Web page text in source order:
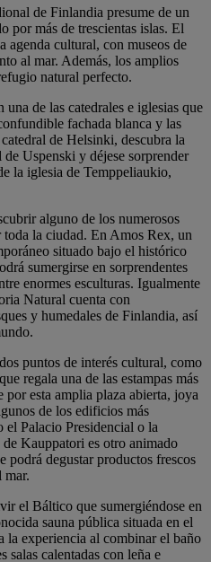
de Finlandia presume de un
por más de trescientas islas. El
agenda cultural, con museos de
al mar. Además, los amplios
natural perfecto.
de las catedrales e iglesias que
fachada blanca y las
de Helsinki, descubra la
Uspenski y déjese sorprender
la iglesia de Temppeliaukio,
alguno de los numerosos
toda la ciudad. En Amos Rex, un
situado bajo el histórico
sumergirse en sorprendentes
enormes esculturas. Igualmente
Natural cuenta con
y humedales de Finlandia, así
puntos de interés cultural, como
regala una de las estampas más
por esta amplia plaza abierta, joya
de los edificios más
el Palacio Presidencial o la
Kauppatori es otro animado
podrá degustar productos frescos
mar.
el Báltico que sumergiéndose en
sauna pública situada en el
la experiencia al combinar el baño
salas calentadas con leña e